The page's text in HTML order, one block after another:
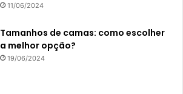
11/06/2024
Tamanhos de camas: como escolher
a melhor opção?
19/06/2024